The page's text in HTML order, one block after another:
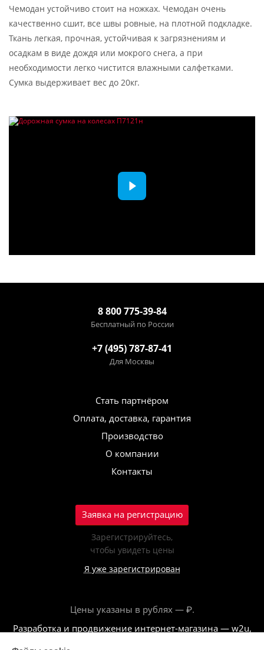
Чемодан устойчиво стоит на ножках. Чемодан очень
качественно сшит, все швы ровные, на плотной подкладке.
Ткань легкая, прочная, устойчивая к загрязнениям и
осадкам в виде дождя или мокрого снега, а при
необходимости легко чистится влажными салфетками.
Сумка выдерживает вес до 20кг.
8 800 775-39-84
Бесплатный по России
+7 (495) 787-87-41
Для Москвы
Стать партнёром
Оплата, доставка, гарантия
Производство
О компании
Контакты
Заявка на регистрацию
Зарегистрируйтесь,
чтобы увидеть цены
Я уже зарегистрирован
Цены указаны в рублях — ₽.
Разработка и продвижение интернет-магазина — w2u,